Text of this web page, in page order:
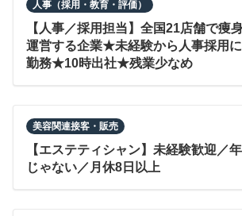
人事（採用・教育・評価）
【人事／採用担当】全国21店舗で痩
運営する企業★未経験から人事採用
勤務★10時出社★残業少なめ
美容関連接客・販売
【エステティシャン】未経験歓迎／
じゃない／月休8日以上